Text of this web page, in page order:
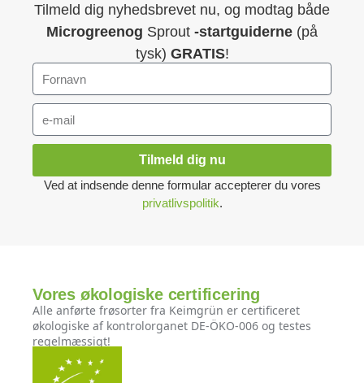
Tilmeld dig nyhedsbrevet nu, og modtag både
Microgreenog Sprout -startguiderne (på
tysk) GRATIS!
Tilmeld dig nu
Ved at indsende denne formular accepterer du vores
privatlivspolitik.
Vores økologiske certificering
Alle anførte frøsorter fra Keimgrün er certificeret
økologiske af kontrolorganet DE-ÖKO-006 og testes
regelmæssigt!